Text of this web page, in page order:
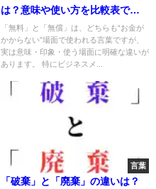
は？意味や使い方を比較表で徹
底解説
「無料」と「無償」は、どちらも“お金が
かからない”場面で使われる言葉ですが、
実は意味・印象・使う場面に明確な違いが
あります。 特にビジネスメ...
言葉
「破棄」と「廃棄」の違いは？